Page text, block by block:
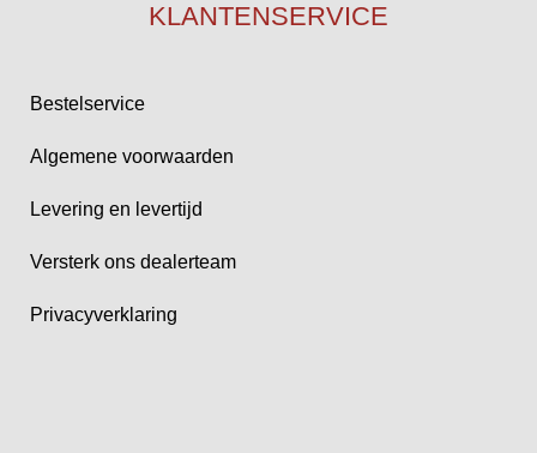
KLANTENSERVICE
Bestelservice
Algemene voorwaarden
Levering en levertijd
Versterk ons dealerteam
Privacyverklaring